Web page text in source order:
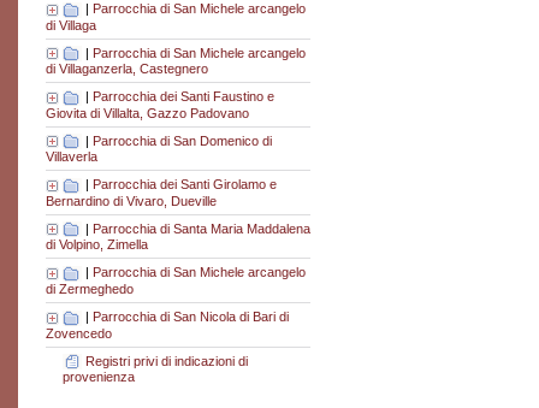
| Parrocchia di San Michele arcangelo
di Villaga
| Parrocchia di San Michele arcangelo
di Villaganzerla, Castegnero
Parrocchia dei Santi Faustino e
Giovita di Villalta, Gazzo Padovano
| Parrocchia di San Domenico di
Villaverla
Parrocchia dei Santi Girolamo e
Bernardino di Vivaro, Dueville
| Parrocchia di Santa Maria Maddalena
di Volpino, Zimella
Parrocchia di San Michele arcangelo
di Zermeghedo
| Parrocchia di San Nicola di Bari di
Zovencedo
Registri privi di indicazioni di
provenienza